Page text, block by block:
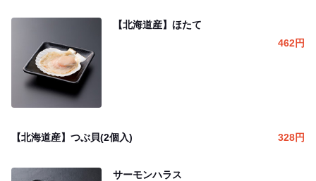
【北海道産】ほたて
462円
【北海道産】つぶ貝(2個入) 328円
サーモンハラス